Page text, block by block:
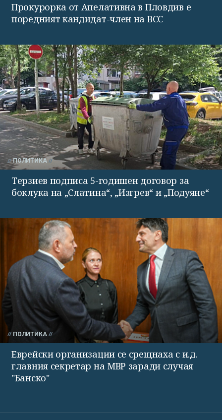
Прокурорка от Апелативна в Пловдив е
поредният кандидат-член на ВСС
ПОЛИТИКА
Терзиев подписа 5-годишен договор за
боклука на „Слатина“, „Изгрев“ и „Подуяне“
ПОЛИТИКА
Еврейски организации се срещнаха с и.д.
главния секретар на МВР заради случая
"Банско"